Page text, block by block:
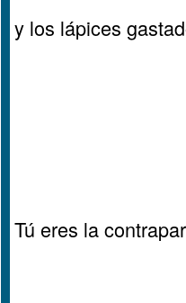
y los lápices
Tú eres la